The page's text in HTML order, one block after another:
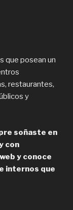
que posean un
restaurantes,
y
soñaste en
con
y conoce
internos que